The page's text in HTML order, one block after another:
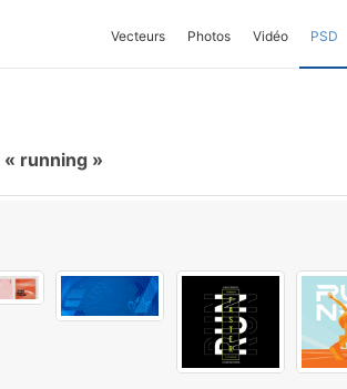
Vecteurs Photos Vidéo PSD
running